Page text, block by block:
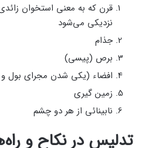
قرن که به معنی استخوان
نزدیکی می‌شود
جذام
برص (پیسی)
افضاء (یکی شدن مجرای
زمین گیری
نابینائی از هر دو چشم
تدلیس در نکاح و